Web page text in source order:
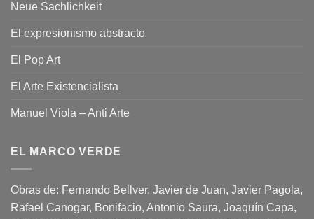
Neue Sachlichkeit
El expresionismo abstracto
El Pop Art
El Arte Existencialista
Manuel Viola – Anti Arte
EL MARCO VERDE
Obras de: Fernando Bellver, Javier de Juan, Javier Pagola,
Rafael Canogar, Bonifacio, Antonio Saura, Joaquín Capa,